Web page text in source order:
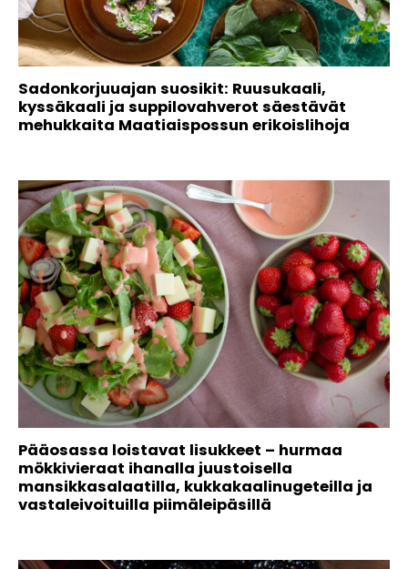
Sadonkorjuuajan suosikit: Ruusukaali,
kyssäkaali ja suppilovahverot säestävät
mehukkaita Maatiaispossun erikoislihoja
Pääosassa loistavat lisukkeet – hurmaa
mökkivieraat ihanalla juustoisella
mansikkasalaatilla, kukkakaalinugeteilla ja
vastaleivoituilla piimäleipäsillä